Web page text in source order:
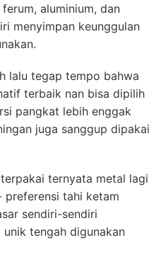
aluminium, dan
menyimpan keunggulan
lalu tegap tempo bahwa
terbaik nan bisa dipilih
pangkat lebih enggak
juga sanggup dipakai
ternyata metal lagi
preferensi tahi ketam
sendiri-sendiri
unik tengah digunakan